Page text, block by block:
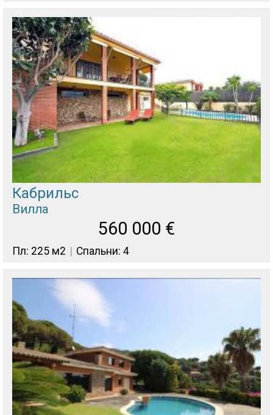
Кабрильс
Вилла
560 000 €
Пл: 225 м2 Спальни: 4